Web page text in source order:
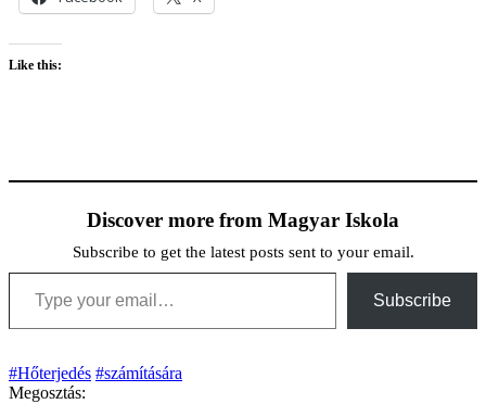
Like this:
Discover more from Magyar Iskola
Subscribe to get the latest posts sent to your email.
Type your email…
Subscribe
#Hőterjedés #számítására
Megosztás: